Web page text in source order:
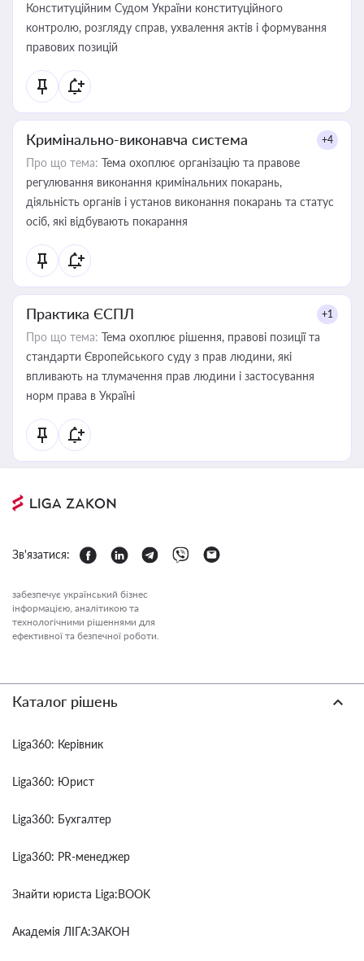
Конституційним Судом України конституційного
контролю, розгляду справ, ухвалення актів і формування
правових позицій
Кримінально-виконавча система +4
Про що тема: Тема охоплює організацію та правове
регулювання виконання кримінальних покарань,
діяльність органів і установ виконання покарань та статус
осіб, які відбувають покарання
Практика ЄСПЛ +1
Про що тема: Тема охоплює рішення, правові позиції та
стандарти Європейського суду з прав людини, які
впливають на тлумачення прав людини і застосування
норм права в Україні
Зв'язатися:
забезпечує український бізнес
інформацією, аналітикою та
технологічними рішеннями для
ефективної та безпечної роботи.
Каталог рішень
Liga360: Керівник
Liga360: Юрист
Liga360: Бухгалтер
Liga360: PR-менеджер
Знайти юриста Liga:BOOK
Академія ЛІГА:ЗАКОН